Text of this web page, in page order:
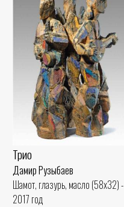
Трио
Дамир Рузыбаев
Шамот, глазурь, масло (58x32) -
2017 год